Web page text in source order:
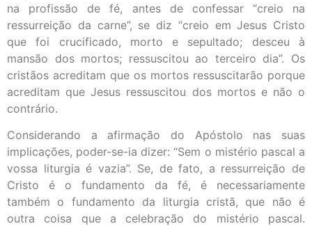
na profissão de fé, antes de confessar “creio na
ressurreição da carne”, se diz “creio em Jesus Cristo
que foi crucificado, morto e sepultado; desceu à
mansão dos mortos; ressuscitou ao terceiro dia”. Os
cristãos acreditam que os mortos ressuscitarão porque
acreditam que Jesus ressuscitou dos mortos e não o
contrário.
Considerando a afirmação do Apóstolo nas suas
implicações, poder-se-ia dizer: “Sem o mistério pascal a
vossa liturgia é vazia”. Se, de fato, a ressurreição de
Cristo é o fundamento da fé, é necessariamente
também o fundamento da liturgia cristã, que não é
outra coisa que a celebração do mistério pascal.